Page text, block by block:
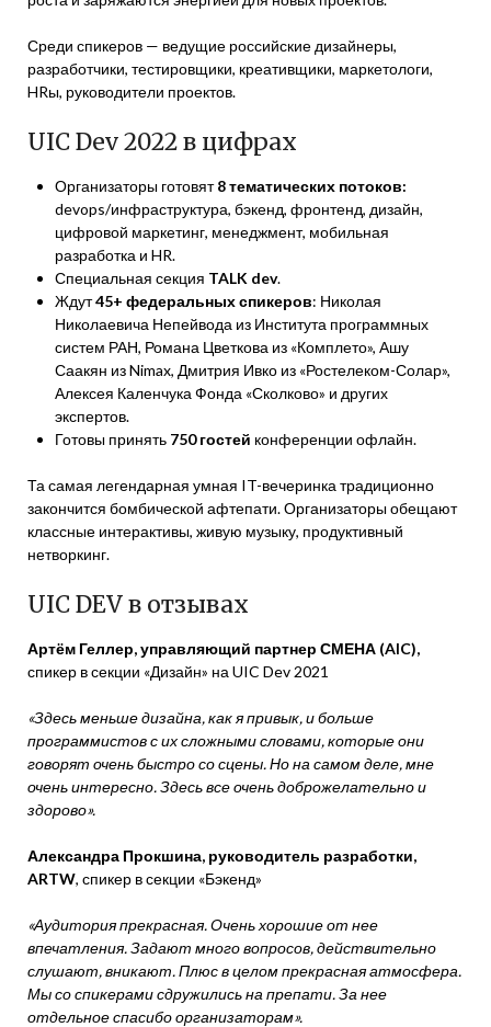
Среди спикеров — ведущие российские дизайнеры,
разработчики, тестировщики, креативщики, маркетологи,
HRы, руководители проектов.
UIC Dev 2022 в цифрах
Организаторы готовят8 тематических потоков:
devops/инфраструктура, бэкенд, фронтенд, дизайн,
цифровой маркетинг, менеджмент, мобильная
разработка и HR.
Специальная секция TALK dev.
Ждут45+ федеральных спикеров: Николая
Николаевича Непейвода из Института программных
систем РАН, Романа Цветкова из «Комплето», Ашу
Саакян из Nimax, Дмитрия Ивко из «Ростелеком-Солар»,
Алексея Каленчука Фонда «Сколково» и других
экспертов.
Готовы принять 750 гостей конференции офлайн.
Та самая легендарная умная IT-вечеринка традиционно
закончится бомбической афтепати. Организаторы обещают
классные интерактивы, живую музыку, продуктивный
нетворкинг.
UIC DEV в отзывах
Артём Геллер, управляющий партнер СМЕНА (AIC),
спикер в секции «Дизайн» на UIC Dev 2021
«Здесь меньше дизайна, как я привык, и больше
программистов с их сложными словами, которые они
говорят очень быстро со сцены. Но на самом деле, мне
очень интересно. Здесь все очень доброжелательно и
здорово».
Александра Прокшина, руководитель разработки,
ARTW, спикер в секции «Бэкенд»
«Аудитория прекрасная. Очень хорошие от нее
впечатления. Задают много вопросов, действительно
слушают, вникают. Плюс в целом прекрасная атмосфера.
Мы со спикерами сдружились на препати. За нее
отдельное спасибо организаторам».